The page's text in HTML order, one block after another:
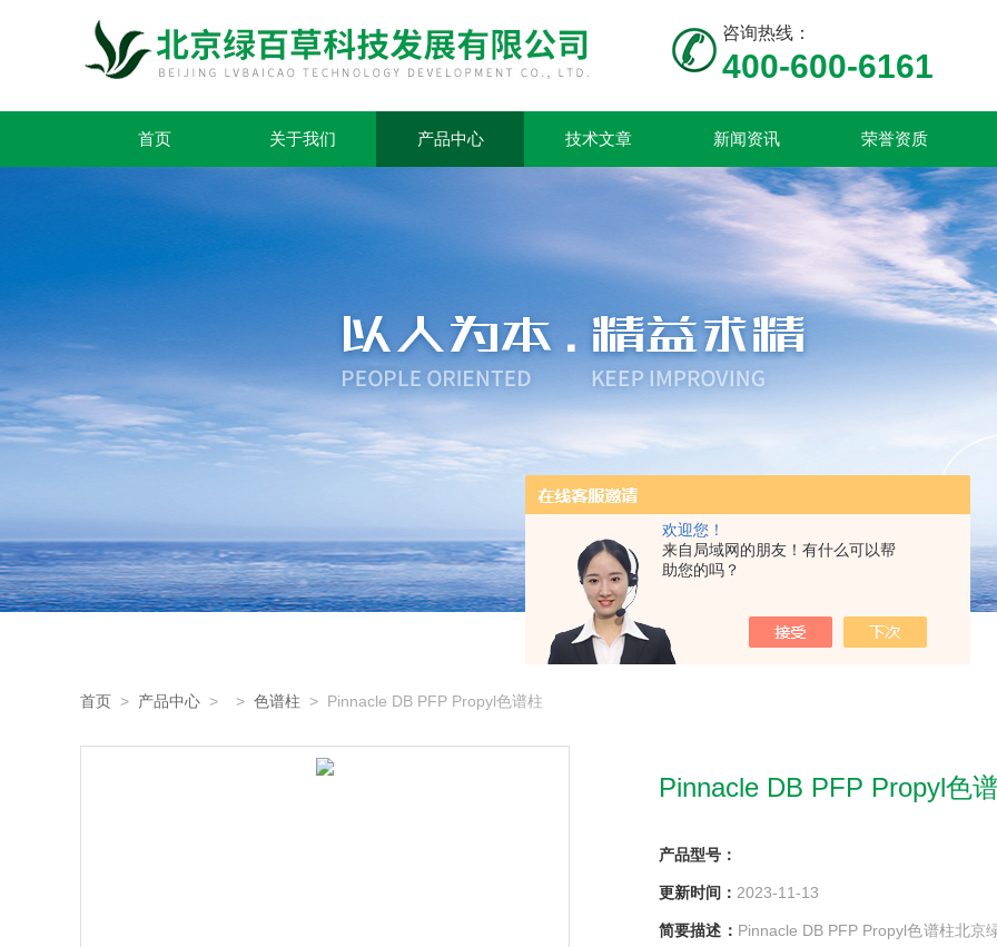
欢迎您！
来自局域网的朋友！有什么可以帮
助您的吗？
咨询热线：
400-600-6161
首页 关于我们 产品中心 技术文章 新闻资讯 荣誉资质
首页 > 产品中心 > > 色谱柱 > Pinnacle DB PFP Propyl色谱柱
Pinnacle DB PFP Propyl色
产品型号：
更新时间： 2023-11-13
简要描述： Pinnacle DB PFP Propyl色谱柱北京